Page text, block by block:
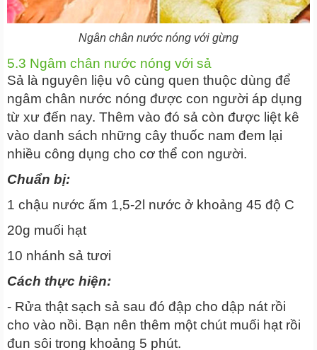
Ngân chân nước nóng với gừng
5.3 Ngâm chân nước nóng với sả
Sả là nguyên liệu vô cùng quen thuộc dùng để
ngâm chân nước nóng được con người áp dụng
từ xư đến nay. Thêm vào đó sả còn được liệt kê
vào danh sách những cây thuốc nam đem lại
nhiều công dụng cho cơ thể con người.
Chuẩn bị:
1 chậu nước ấm 1,5-2l nước ở khoảng 45 độ C
20g muối hạt
10 nhánh sả tươi
Cách thực hiện:
- Rửa thật sạch sả sau đó đập cho dập nát rồi
cho vào nồi. Bạn nên thêm một chút muối hạt rồi
đun sôi trong khoảng 5 phút.